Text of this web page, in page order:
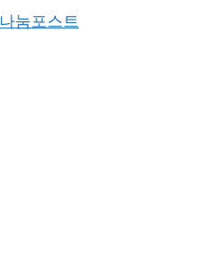
나눔포스트